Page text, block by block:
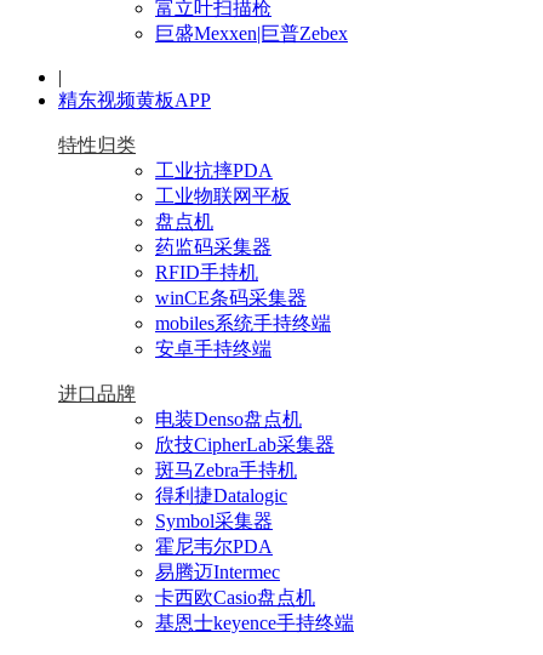
富立叶扫描枪
巨盛Mexxen|巨普Zebex
|
精东视频黄板APP
特性归类
工业抗摔PDA
工业物联网平板
盘点机
药监码采集器
RFID手持机
winCE条码采集器
mobiles系统手持终端
安卓手持终端
进口品牌
电装Denso盘点机
欣技CipherLab采集器
斑马Zebra手持机
得利捷Datalogic
Symbol采集器
霍尼韦尔PDA
易腾迈Intermec
卡西欧Casio盘点机
基恩士keyence手持终端